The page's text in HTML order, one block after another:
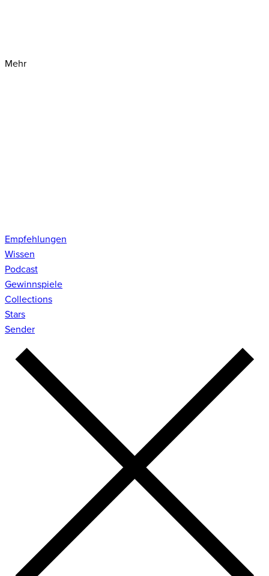
Mehr
Empfehlungen
Wissen
Podcast
Gewinnspiele
Collections
Stars
Sender